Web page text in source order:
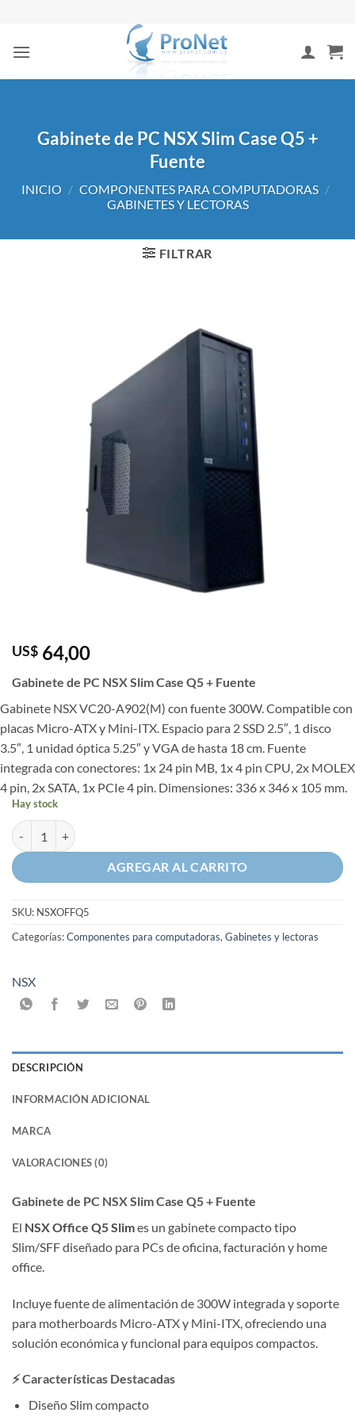
contenido
Gabinete de PC NSX Slim Case Q5 +
Fuente
INICIO / COMPONENTES PARA COMPUTADORAS /
GABINETES Y LECTORAS
FILTRAR
US$ 64,00
Gabinete de PC NSX Slim Case Q5 + Fuente
Gabinete NSX VC20-A902(M) con fuente 300W. Compatible con
placas Micro-ATX y Mini-ITX. Espacio para 2 SSD 2.5″, 1 disco
3.5″, 1 unidad óptica 5.25″ y VGA de hasta 18 cm. Fuente
integrada con conectores: 1x 24 pin MB, 1x 4 pin CPU, 2x MOLEX
4 pin, 2x SATA, 1x PCIe 4 pin. Dimensiones: 336 x 346 x 105 mm.
Hay stock
Gabinete de PC NSX Slim Case Q5 + Fuente cantidad
AGREGAR AL CARRITO
SKU: NSXOFFQ5
Categorías:Componentes para computadoras, Gabinetes y lectoras
NSX
DESCRIPCIÓN
INFORMACIÓN ADICIONAL
MARCA
VALORACIONES (0)
Gabinete de PC NSX Slim Case Q5 + Fuente
El NSX Office Q5 Slimes un gabinete compacto tipo
Slim/SFF diseñado para PCs de oficina, facturación y home
office.
Incluye fuente de alimentación de 300W integrada y soporte
para motherboards Micro-ATX y Mini-ITX, ofreciendo una
solución económica y funcional para equipos compactos.
⚡ Características Destacadas
Diseño Slim compacto